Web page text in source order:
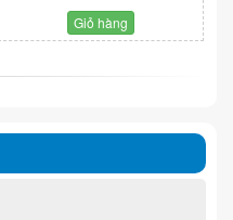
Giỏ hàng